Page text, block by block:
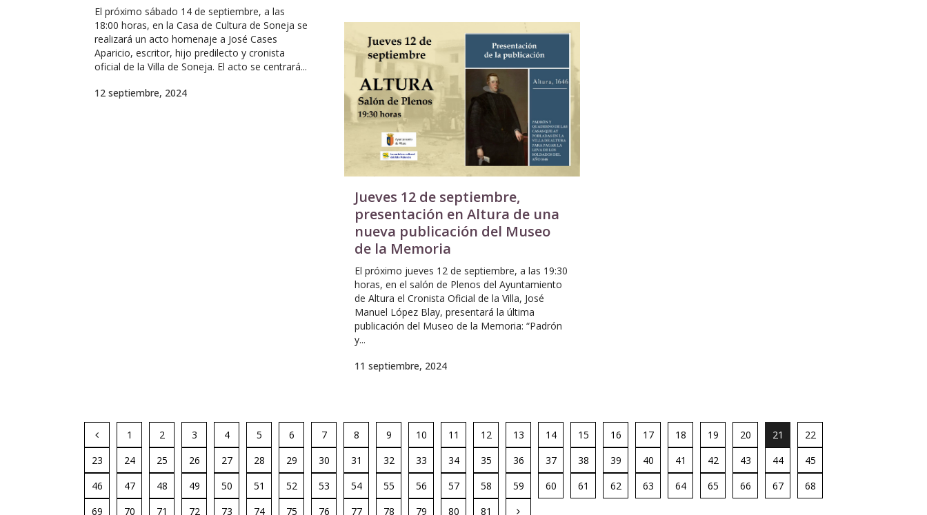
El próximo sábado 14 de septiembre, a las
18:00 horas, en la Casa de Cultura de Soneja se
realizará un acto homenaje a José Cases
Aparicio, escritor, hijo predilecto y cronista
oficial de la Villa de Soneja. El acto se centrará...
12 septiembre, 2024
Jueves 12 de septiembre,
presentación en Altura de una
nueva publicación del Museo
de la Memoria
El próximo jueves 12 de septiembre, a las 19:30
horas, en el salón de Plenos del Ayuntamiento
de Altura el Cronista Oficial de la Villa, José
Manuel López Blay, presentará la última
publicación del Museo de la Memoria: “Padrón
y...
11 septiembre, 2024
1 2 3 4 5 6 7 8 9 10 11 12 13 14 15 16 17 18 19 20 21
22
23
24 25 26 27 28 29 30 31 32 33 34 35 36 37 38 39 40 41 42 43 44
45
46
47 48 49 50 51 52 53 54 55 56 57 58 59 60 61 62 63 64 65 66 67
68
69
70 71 72 73 74 75 76 77 78 79 80 81